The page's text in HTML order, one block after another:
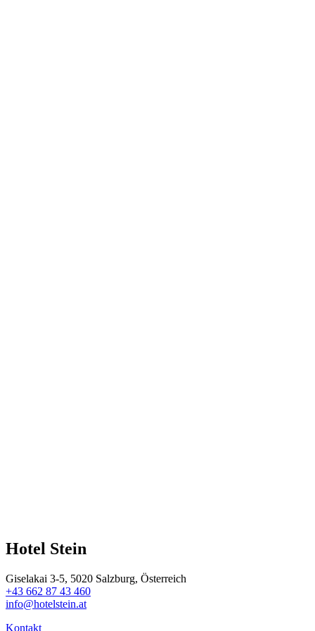
Hotel Stein
Giselakai 3-5, 5020 Salzburg, Österreich
+43 662 87 43 460
info@hotelstein.at
Kontakt